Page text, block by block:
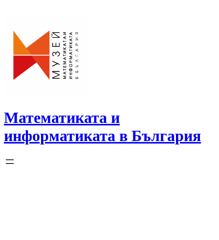
Математиката и
информатиката в България